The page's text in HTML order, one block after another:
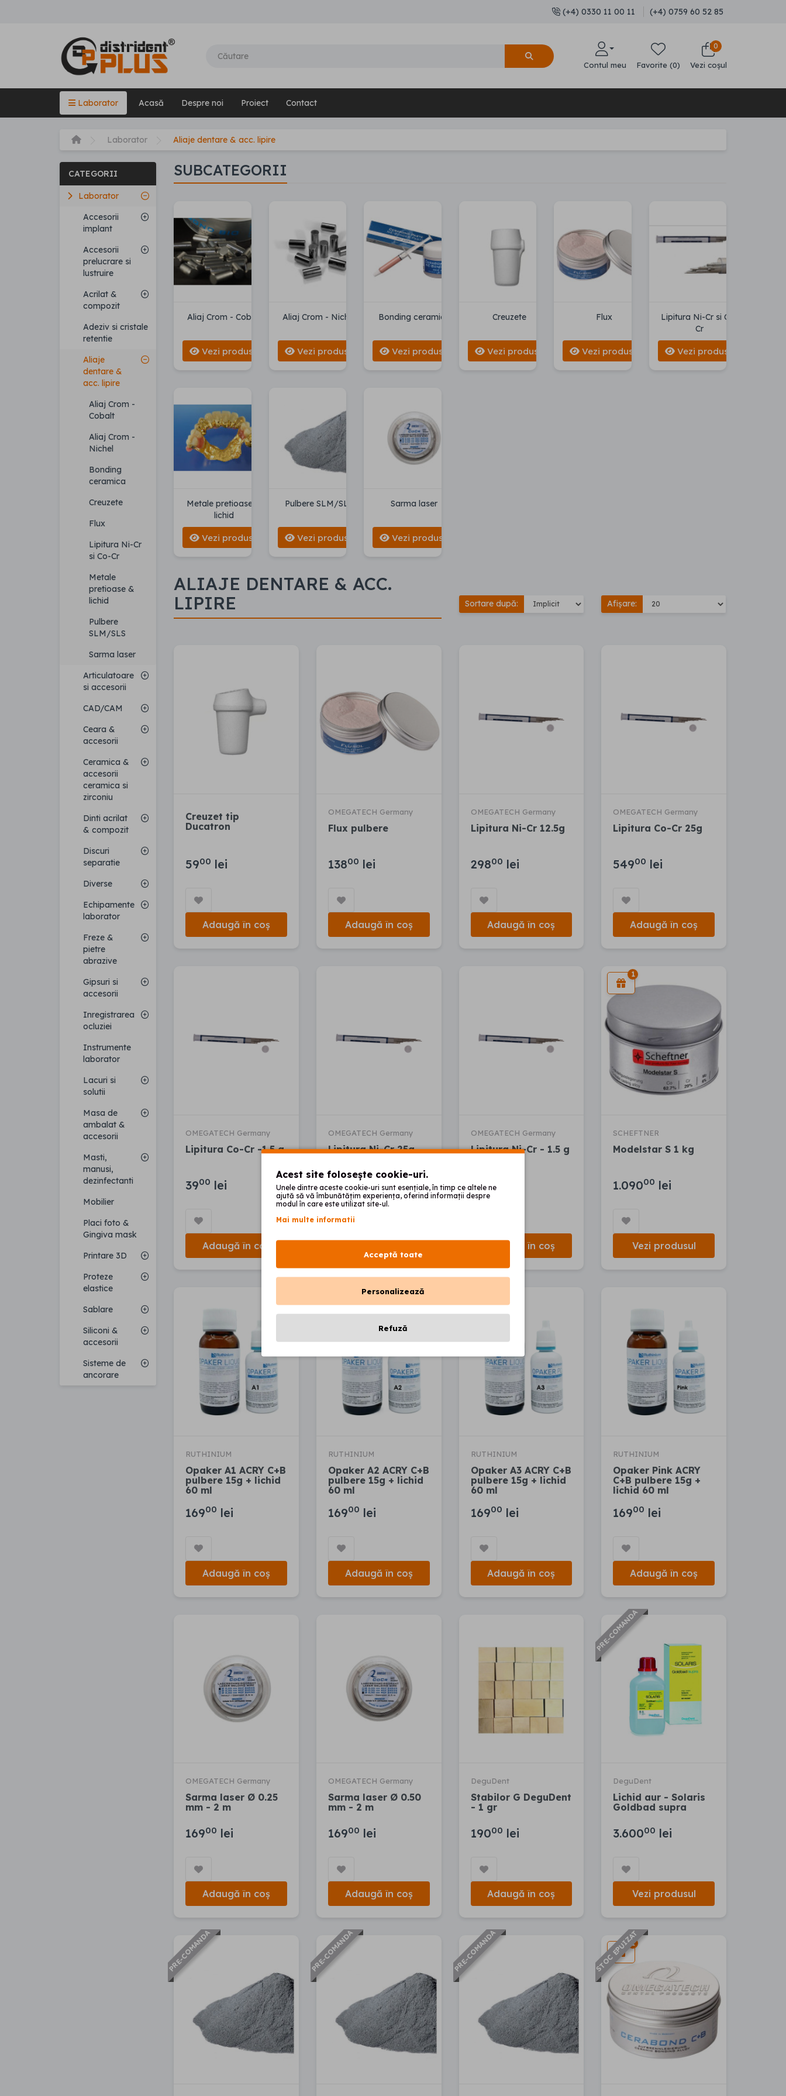
(+4) 0330 11 00 11 (+4) 0759 60 52 85
Contul meu Favorite (0)
0
Vezi coșul
Laborator Acasă Despre noi Proiect Contact
Laborator Aliaje dentare & acc. lipire
CATEGORII
Laborator
Accesorii
implant
Accesorii
prelucrare si
lustruire
Acrilat &
compozit
Adeziv si cristale
retentie
Aliaje
dentare &
acc. lipire
Aliaj Crom -
Cobalt
Aliaj Crom -
Nichel
Bonding
ceramica
Creuzete
Flux
Lipitura Ni-Cr
si Co-Cr
Metale
pretioase &
lichid
Pulbere
SLM/SLS
Sarma laser
Articulatoare
si accesorii
CAD/CAM
Ceara &
accesorii
Ceramica &
accesorii
ceramica si
zirconiu
Dinti acrilat
& compozit
Discuri
separatie
Diverse
Echipamente
laborator
Freze &
pietre
abrazive
Gipsuri si
accesorii
Inregistrarea
ocluziei
Instrumente
laborator
Lacuri si
solutii
Masa de
ambalat &
accesorii
Masti,
manusi,
dezinfectanti
Mobilier
Placi foto &
Gingiva mask
Printare 3D
Proteze
elastice
Sablare
Siliconi &
accesorii
Sisteme de
ancorare
SUBCATEGORII
Aliaj Crom - Cobalt
Vezi produse
Aliaj Crom - Nichel
Vezi produse
Bonding ceramica
Vezi produse
Creuzete
Vezi produse
Flux
Vezi produse
Lipitura Ni-Cr si Co-
Cr
Vezi produse
Metale pretioase &
lichid
Vezi produse
Pulbere SLM/SLS
Vezi produse
Sarma laser
Vezi produse
ALIAJE DENTARE & ACC.
LIPIRE
Sortare după: Afișare:
Creuzet tip
Ducatron
5900 lei
Adaugă în coș
OMEGATECH Germany
Flux pulbere
13800 lei
Adaugă în coș
OMEGATECH Germany
Lipitura Ni-Cr 12.5g
29800 lei
Adaugă în coș
OMEGATECH Germany
Lipitura Co-Cr 25g
54900 lei
Adaugă în coș
OMEGATECH Germany
Lipitura Co-Cr -1.5 g
3900 lei
Adaugă în coș
OMEGATECH Germany
Lipitura Ni-Cr 25g
549 00lei
OMEGATECH Germany
Lipitura Ni-Cr - 1.5 g
39 lei
Adaugă în coș
1
SCHEFTNER
Modelstar S 1 kg
1.09000 lei
Vezi produsul
RUTHINIUM
Opaker A1 ACRY C+B
pulbere 15g + lichid
60 ml
16900 lei
Adaugă în coș
RUTHINIUM
Opaker A2 ACRY C+B
pulbere 15g + lichid
60 ml
16900 lei
Adaugă în coș
RUTHINIUM
Opaker A3 ACRY C+B
pulbere 15g + lichid
60 ml
16900 lei
Adaugă în coș
RUTHINIUM
Opaker Pink ACRY
C+B pulbere 15g +
lichid 60 ml
16900 lei
Adaugă în coș
OMEGATECH Germany
Sarma laser Ø 0.25
mm - 2 m
16900 lei
Adaugă în coș
OMEGATECH Germany
Sarma laser Ø 0.50
mm - 2 m
16900 lei
Adaugă în coș
DeguDent
Stabilor G DeguDent
- 1 gr
19000 lei
Adaugă în coș
PRE-COMANDA
DeguDent
Lichid aur - Solaris
Goldbad supra
3.60000 lei
Vezi produsul
PRE-COMANDA PRE-COMANDA PRE-COMANDA 1
STOC EPUIZAT
Acest site folosește cookie-uri.
Unele dintre aceste cookie-uri sunt esențiale, în timp ce altele ne
ajută să vă îmbunătățim experiența, oferind informații despre
modul în care este utilizat site-ul.
Mai multe informatii
Acceptă toate
Personalizează
Refuză